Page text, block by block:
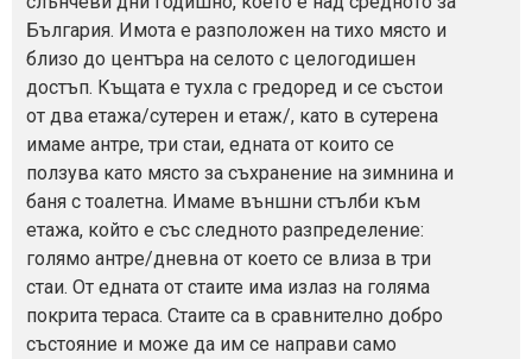
България. Имота е разположен на тихо място и
близо до центъра на селото с целогодишен
достъп. Къщата е тухла с гредоред и се състои
от два етажа/сутерен и етаж/, като в сутерена
имаме антре, три стаи, едната от които се
ползува като място за съхранение на зимнина и
баня с тоалетна. Имаме външни стълби към
етажа, който е със следното разпределение:
голямо антре/дневна от което се влиза в три
стаи. От едната от стаите има излаз на голяма
покрита тераса. Стаите са в сравнително добро
състояние и може да им се направи само